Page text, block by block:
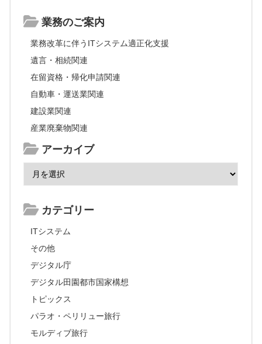
業務のご案内
業務改革に伴うITシステム適正化支援
遺言・相続関連
在留資格・帰化申請関連
自動車・運送業関連
建設業関連
産業廃棄物関連
アーカイブ
カテゴリー
ITシステム
その他
デジタル庁
デジタル田園都市国家構想
トピックス
パラオ・ペリリュー旅行
モルディブ旅行